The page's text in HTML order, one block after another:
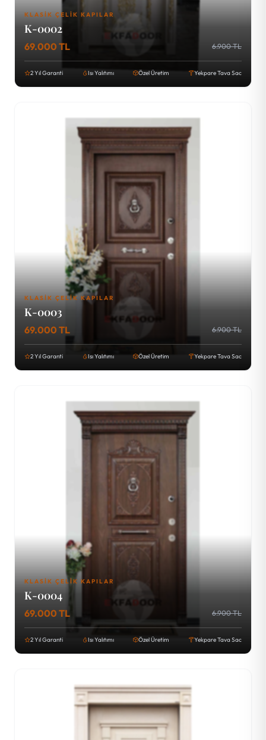
KLASIK ÇELIK KAPILAR
K-0002
69.000 TL 6.900 TL
2 Yıl Garanti Isı Yalıtımı Özel Üretim Yekpare Tava Sac
KLASIK ÇELIK KAPILAR
K-0003
69.000 TL 6.900 TL
2 Yıl Garanti Isı Yalıtımı Özel Üretim Yekpare Tava Sac
KLASIK ÇELIK KAPILAR
K-0004
69.000 TL 6.900 TL
2 Yıl Garanti Isı Yalıtımı Özel Üretim Yekpare Tava Sac